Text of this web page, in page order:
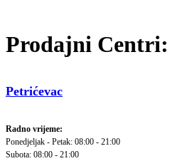
Prodajni Centri:
Petrićevac
Radno vrijeme:
Ponedjeljak - Petak: 08:00 - 21:00
Subota: 08:00 - 21:00